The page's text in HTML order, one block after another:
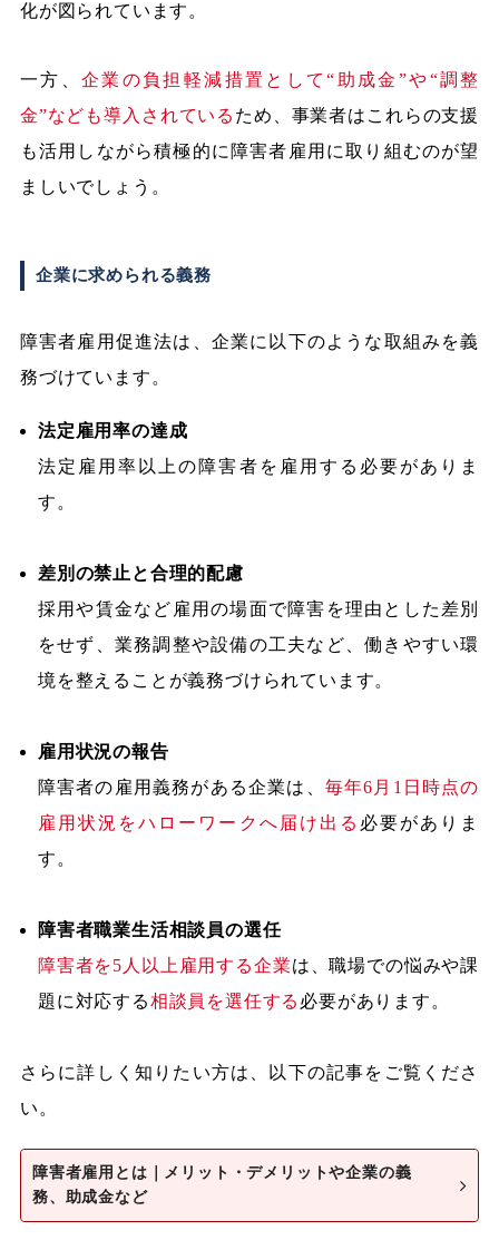
化が図られています。
一方、 企業の負担軽減措置として“助成金”や“調整
金”なども導入されている ため、事業者はこれらの支援
も活用しながら積極的に障害者雇用に取り組むのが望
ましいでしょう。
企業に求められる義務
障害者雇用促進法は、企業に以下のような取組みを義
務づけています。
法定雇用率の達成
法定雇用率以上の障害者を雇用する必要がありま
す。
差別の禁止と合理的配慮
採用や賃金など雇用の場面で障害を理由とした差別
をせず、業務調整や設備の工夫など、働きやすい環
境を整えることが義務づけられています。
雇用状況の報告
障害者の雇用義務がある企業は、 毎年6月1日時点の
雇用状況をハローワークへ届け出る 必要がありま
す。
障害者職業生活相談員の選任
障害者を5人以上雇用する企業は、職場での悩みや課
題に対応する相談員を選任する 必要があります。
さらに詳しく知りたい方は、以下の記事をご覧くださ
い。
障害者雇用とは｜メリット・デメリットや企業の義
務、助成金など